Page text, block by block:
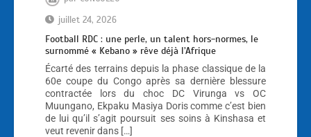
juillet 24, 2026
Football RDC : une perle, un talent hors-normes, le
surnommé « Kebano » rêve déjà l’Afrique
Écarté des terrains depuis la phase classique de la
60e coupe du Congo après sa dernière blessure
contractée lors du choc DC Virunga vs OC
Muungano, Ekpaku Masiya Doris comme c’est bien
de lui qu’il s’agit poursuit ses soins à Kinshasa et
veut revenir dans […]